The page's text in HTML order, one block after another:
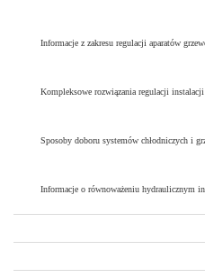
Informacje z zakresu regulacji aparatów
Kompleksowe rozwiązania regulacji instalacji
Sposoby doboru systemów chłodniczych i
Informacje o równoważeniu hydraulicznym